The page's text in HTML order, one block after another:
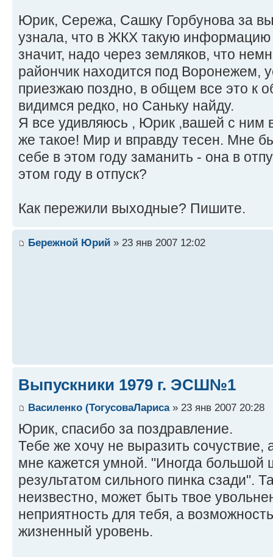
Юрик, Сережа, Сашку Горбунова за
узнала, что в ЖКХ такую информацию
значит, надо через земляков, что
райончик находится под Воронежем,
приезжаю поздно, в общем все это к
видимся редко, но Саньку найду.
Я все удивляюсь , Юрик ,вашей с ним
же такое! Мир и вправду тесен. Мне
себе в этом году заманить - она в
этом году в отпуск?
Как пережили выходные? Пишите.
Бережной Юрий » 23 янв 2007 12:02
Выпускники 1979 г. ЭСШ№1
Василенко (ТогусоваЛариса» 23 янв 2007 20:28
Юрик, спасибо за поздравление.
Тебе же хочу не выразить сочуствие,
мне кажется умной. "Иногда большой
результатом сильного пинка сзади".
неизвестно, может быть твое
неприятность для тебя, а
жизненный уровень.